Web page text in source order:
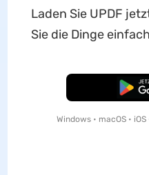
Laden Sie UPDF
Sie die Dinge
Windows • macOS •